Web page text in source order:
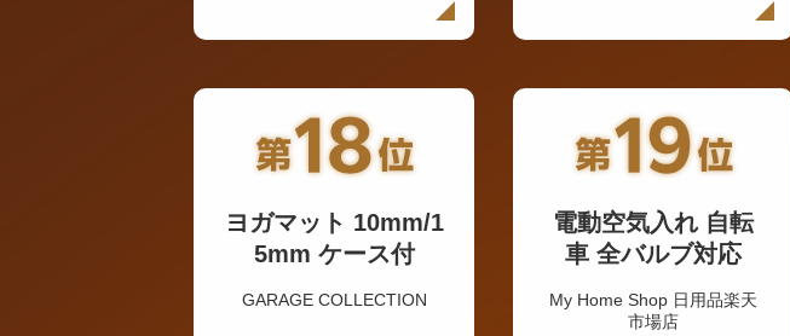
ヨガマット 10mm/1
5mm ケース付
GARAGE COLLECTION
電動空気入れ 自転
車 全バルブ対応
My Home Shop 日用品楽天
市場店